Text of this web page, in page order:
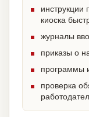
инструкции
киоска
журналы
приказы о
программы
проверка